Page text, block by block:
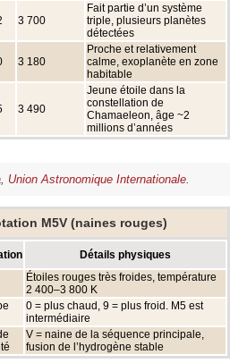
3 700
Fait partie d’un système
triple, plusieurs planètes
détectées
3 180
Proche et relativement
calme, exoplanète en zone
habitable
3 490
Jeune étoile dans la
constellation de
Chamaeleon, âge ~2
millions d’années
, Union Astronomique Internationale.
M5V (naines rouges)
Détails physiques
Étoiles rouges très froides, température
2 400–3 800 K
0 = plus chaud, 9 = plus froid. M5 est
intermédiaire
V = naine de la séquence principale,
fusion de l’hydrogène stable